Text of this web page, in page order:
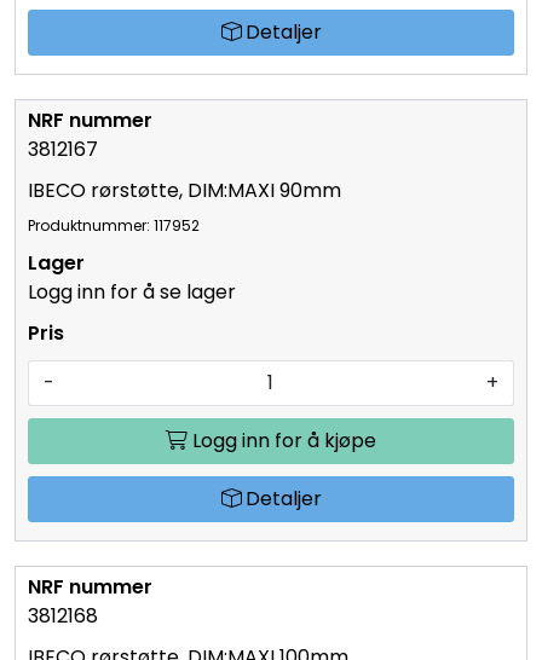
Detaljer
3812167
IBECO rørstøtte, DIM:MAXI 90mm
Produktnummer: 117952
Logg inn for å se lager
- +
Logg inn for å kjøpe
Detaljer
3812168